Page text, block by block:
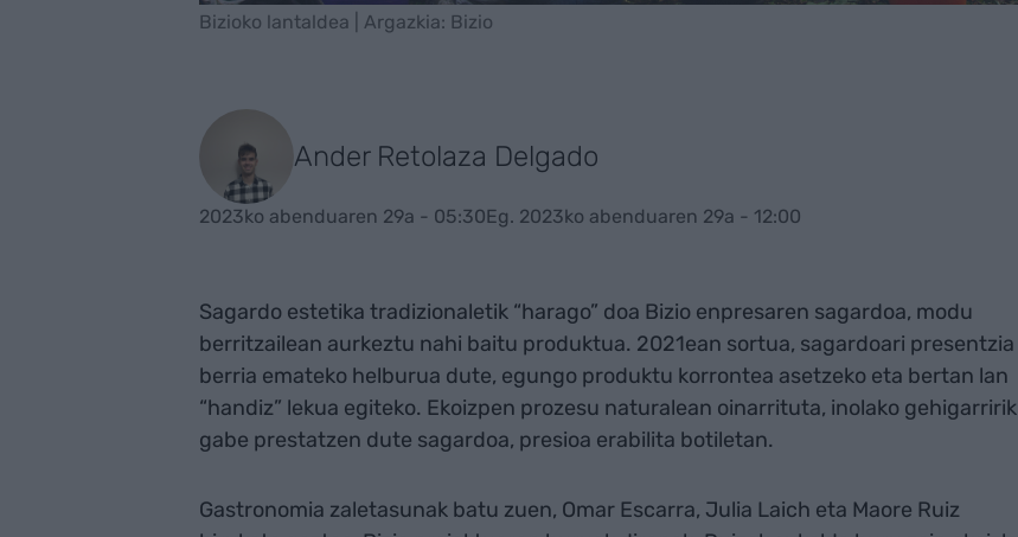
Bizioko lantaldea | Argazkia: Bizio
Ander Retolaza Delgado
2023ko abenduaren 29a - 05:30Eg. 2023ko abenduaren 29a - 12:00
Sagardo estetika tradizionaletik “harago” doa Bizio enpresaren sagardoa, modu
berritzailean aurkeztu nahi baitu produktua. 2021ean sortua, sagardoari presentzia
berria emateko helburua dute, egungo produktu korrontea asetzeko eta bertan lan
“handiz” lekua egiteko. Ekoizpen prozesu naturalean oinarrituta, inolako gehigarririk
gabe prestatzen dute sagardoa, presioa erabilita botiletan.
Gastronomia zaletasunak batu zuen, Omar Escarra, Julia Laich eta Maore Ruiz